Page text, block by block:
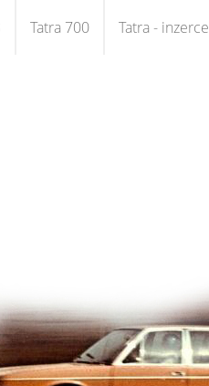
Tatra 700 Tatra - inzerce